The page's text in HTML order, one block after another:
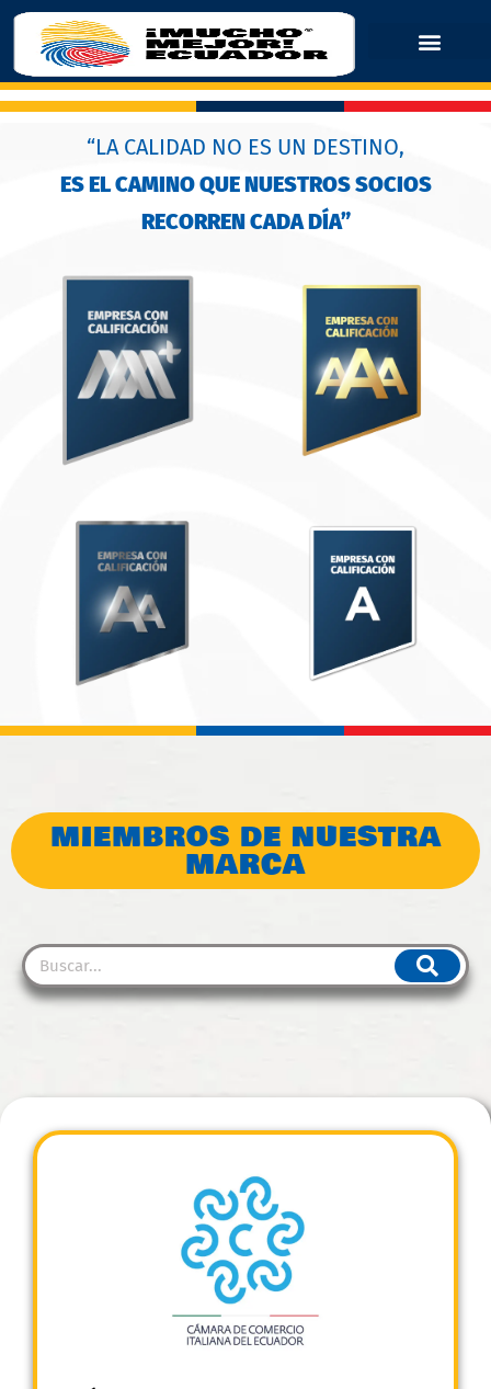
“LA CALIDAD NO ES UN DESTINO,
ES EL CAMINO QUE NUESTROS SOCIOS
RECORREN CADA DÍA”
MIEMBROS DE NUESTRA
MARCA